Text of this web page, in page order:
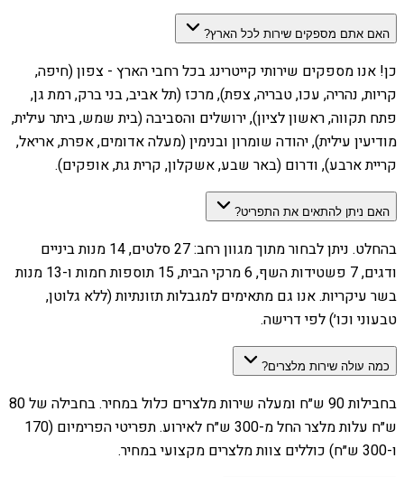
האם אתם מספקים שירות לכל הארץ?
כן! אנו מספקים שירותי קייטרינג בכל רחבי הארץ - צפון (חיפה,
קריות, נהריה, עכו, טבריה, צפת), מרכז (תל אביב, בני ברק, רמת גן,
פתח תקווה, ראשון לציון), ירושלים והסביבה (בית שמש, ביתר עילית,
מודיעין עילית), יהודה שומרון ובנימין (מעלה אדומים, אפרת, אריאל,
קריית ארבע), ודרום (באר שבע, אשקלון, קרית גת, אופקים).
האם ניתן להתאים את התפריט?
בהחלט. ניתן לבחור מתוך מגוון רחב: 27 סלטים, 14 מנות ביניים
ודגים, 7 פשטידות השף, 6 מרקי הבית, 15 תוספות חמות ו-13 מנות
בשר עיקריות. אנו גם מתאימים למגבלות תזונתיות (ללא גלוטן,
טבעוני וכו׳) לפי דרישה.
כמה עולה שירות מלצרים?
בחבילות 90 ש״ח ומעלה שירות מלצרים כלול במחיר. בחבילה של 80
ש״ח עלות מלצר החל מ-300 ש״ח לאירוע. תפריטי הפרימיום (170
ו-300 ש״ח) כוללים צוות מלצרים מקצועי במחיר.